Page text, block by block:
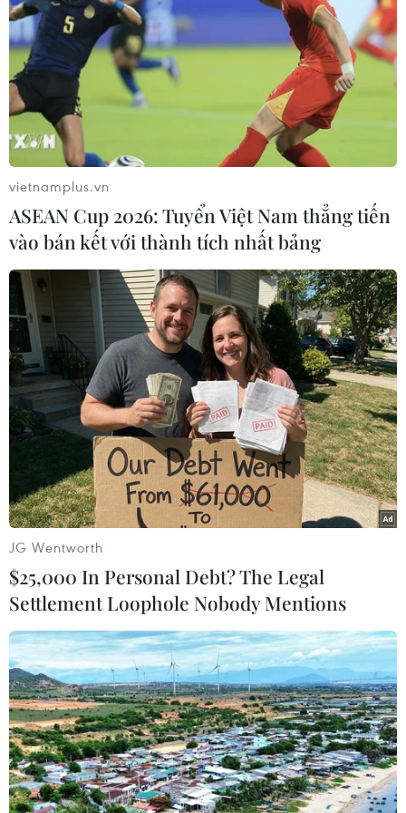
dịch COVID-19.
Tesla triệu hồi 1,6 triệu ôtô điện tại Trung
Quốc do lỗi phần mềm
05/01/2024 11:06
Tesla đã quyết định triệu hồi sau khi phát hiện các vấn
đề với chức năng hỗ trợ lái xe và hệ thống khóa cửa và
sẽ tiến hành điều chỉnh qua cập nhật từ xa (OTA) cho
phần mềm của xe.
vietnamplus.vn
ASEAN Cup 2026: Tuyển Việt Nam thẳng tiến
vào bán kết với thành tích nhất bảng
JG Wentworth
$25,000 In Personal Debt? The Legal
Settlement Loophole Nobody Mentions